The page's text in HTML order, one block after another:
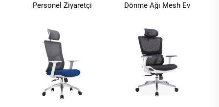
Personel Ziyaretçi
Koltuğu Ağırlıklı
Ergonomik Koltuk
Dönme Ağı Mesh Ev
Metal Kumaş
Ayarlanabilir Plastik
Yönetici Ofis Sandalyesi